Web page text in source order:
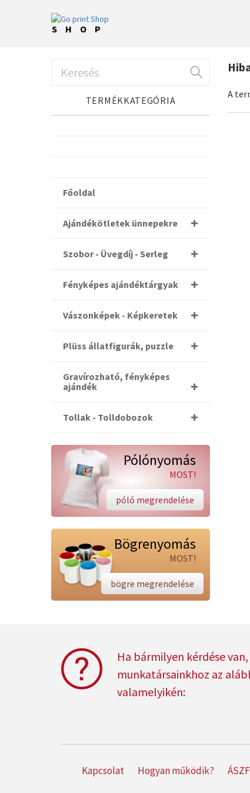
SHOP
A
TERMÉKKATEGÓRIA
Főoldal
Ajándékötletek ünnepekre
Szobor - Üvegdíj - Serleg
Fényképes ajándéktárgyak
Vászonképek - Képkeretek
Plüss állatfigurák, puzzle
Gravírozható, fényképes
ajándék
Tollak - Tolldobozok
Pólónyomás
MOST!
póló megrendelése
Bögrenyomás
MOST!
bögre megrendelése
Ha bármilyen kérdése
munkatársainkhoz az
valamelyikén:
Kapcsolat Hogyan működik? ÁSZF